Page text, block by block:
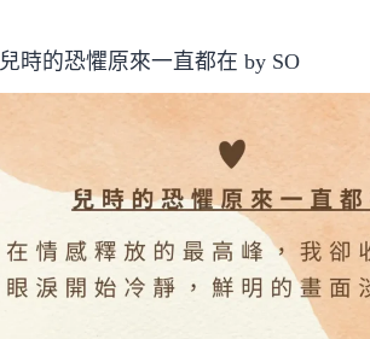
兒時的恐懼原來一直都在 by SO